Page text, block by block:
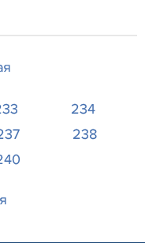
234
238